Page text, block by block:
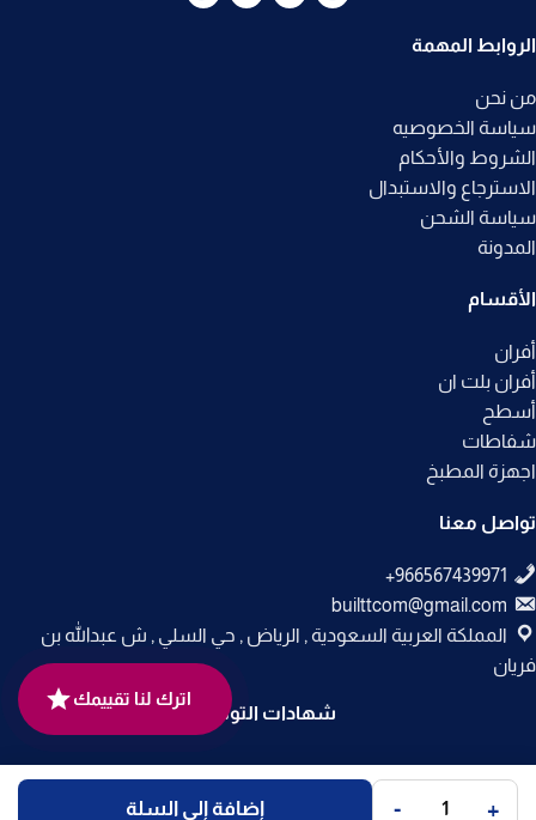
الروابط المهمة
من نحن
سياسة الخصوصيه
الشروط والأحكام
الاسترجاع والاستبدال
سياسة الشحن
المدونة
الأقسام
أفران
أفران بلت ان
أسطح
شفاطات
اجهزة المطبخ
تواصل معنا
builttcom@gmail.com
المملكة العربية السعودية , الرياض , حي السلي , ش عبدالله بن
فريان
شهادات التوثيق
جميع الحقوق محفوظة لـمتجر بلت إن© 2025.
تم التطوير بواسطةCode Times
. +
- إضافة إلى السلة
اترك لنا تقييمك